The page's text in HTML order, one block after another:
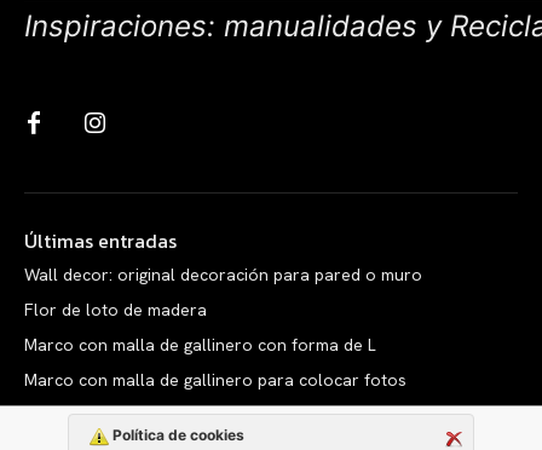
Política de cookies
Inspiraciones: manualidades y
Últimas entradas
Wall decor: original decoración para pared o muro
Flor de loto de madera
Marco con malla de gallinero con forma de L
Marco con malla de gallinero para colocar fotos